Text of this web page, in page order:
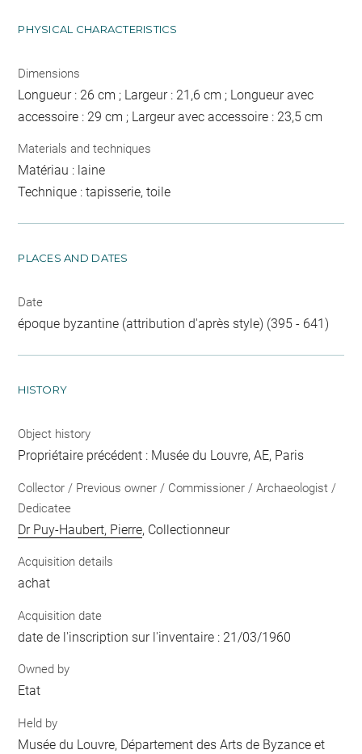
PHYSICAL CHARACTERISTICS
Dimensions
Longueur : 26 cm ; Largeur : 21,6 cm ; Longueur avec
accessoire : 29 cm ; Largeur avec accessoire : 23,5 cm
Materials and techniques
Matériau : laine
Technique : tapisserie, toile
PLACES AND DATES
Date
époque byzantine (attribution d'après style) (395 - 641)
HISTORY
Object history
Propriétaire précédent : Musée du Louvre, AE, Paris
Collector / Previous owner / Commissioner / Archaeologist /
Dedicatee
Dr Puy-Haubert, Pierre, Collectionneur
Acquisition details
achat
Acquisition date
date de l'inscription sur l'inventaire : 21/03/1960
Owned by
Etat
Held by
Musée du Louvre, Département des Arts de Byzance et